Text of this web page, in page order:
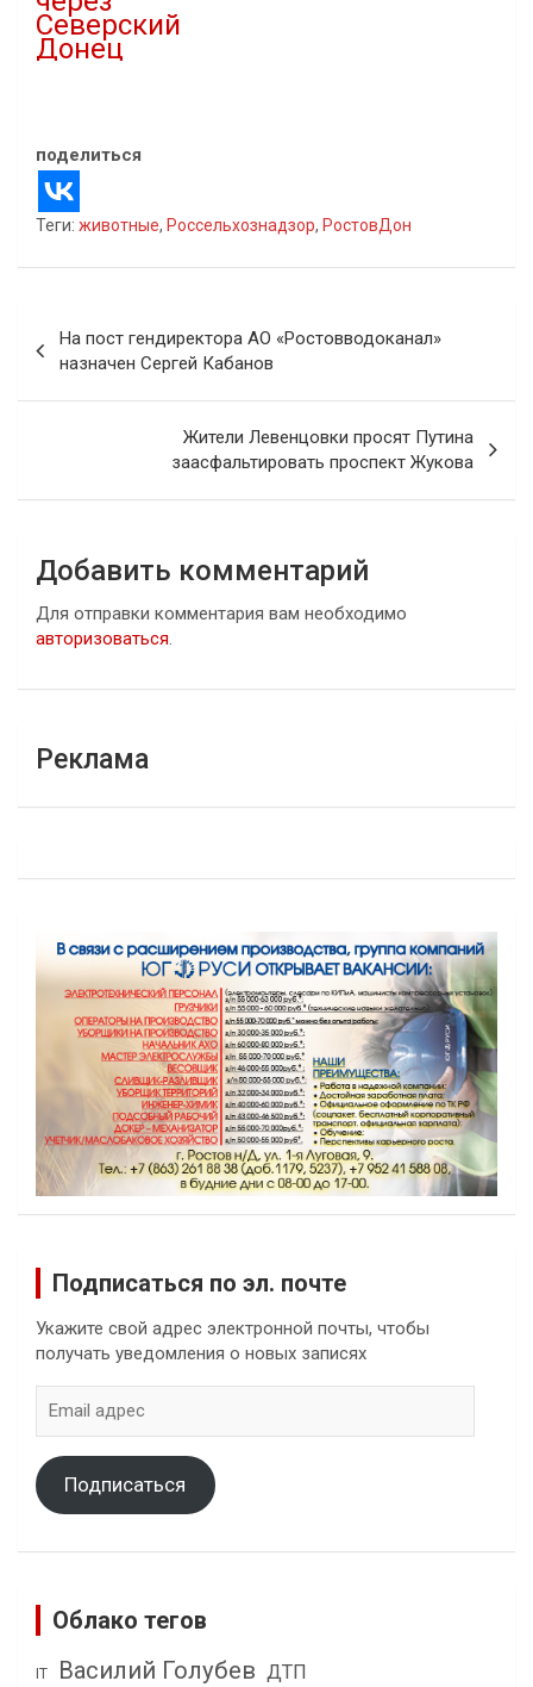
Северский
Донец
поделиться
Теги: животные, Россельхознадзор, РостовДон
по
записям
На пост гендиректора АО «Ростовводоканал»
назначен Сергей Кабанов
Жители Левенцовки просят Путина
заасфальтировать проспект Жукова
Добавить комментарий
Для отправки комментария вам необходимо
авторизоваться.
Реклама
Подписаться по эл. почте
Укажите свой адрес электронной почты, чтобы
получать уведомления о новых записях
адрес
Подписаться
Облако тегов
IT Василий Голубев ДТП